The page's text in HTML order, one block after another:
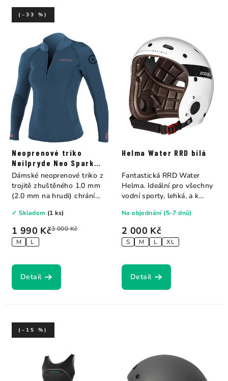
Neoprenové triko
Neilpryde Neo Spark
2/1
1 990 Kč3 000 Kč
(–33 %)
M L
✓ Skladem (1 ks)
Detail
Dámské neoprenové triko z
trojitě zhuštěného 1.0 mm
(2.0 mm na hrudi) chrání
Helma Water RRD bílá
2 000 Kč
S M L XL
Na objednání (5–7 dnů)
Detail
Fantastická RRD Water
Helma. Ideální pro všechny
vodní sporty, lehká, a k
(–15 %)